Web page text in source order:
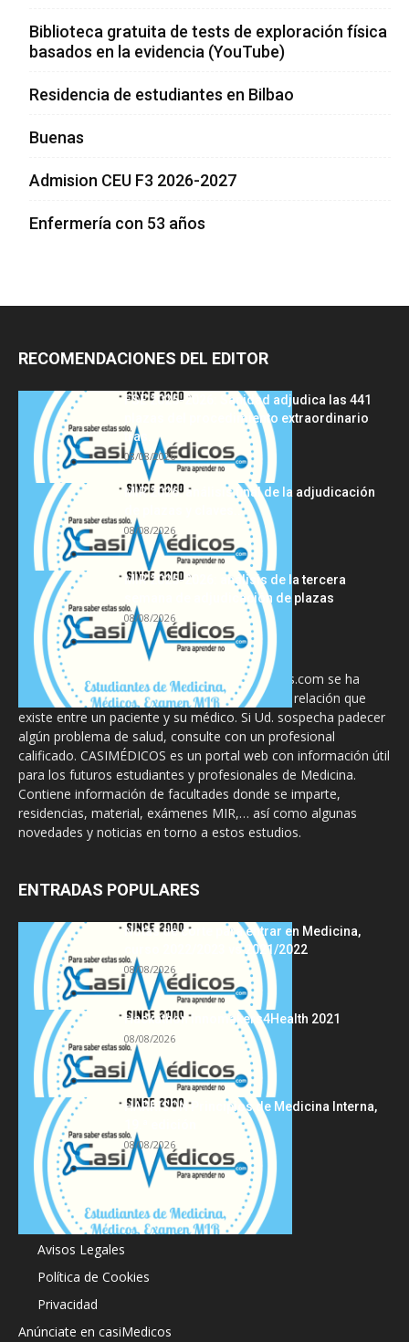
Biblioteca gratuita de tests de exploración física
basados en la evidencia (YouTube)
Residencia de estudiantes en Bilbao
Buenas
Admision CEU F3 2026-2027
Enfermería con 53 años
RECOMENDACIONES DEL EDITOR
FSE 2025-2026: Sanidad adjudica las 441
plazas del procedimiento extraordinario
tras...
08/08/2026
MIR 2026: análisis final de la adjudicación
de plazas y claves...
08/08/2026
MIR 2025-2026: análisis de la tercera
semana de adjudicación de plazas
08/08/2026
La información proporcionada en CasiMedicos.com se ha
diseñado para complementar, no substituir, la relación que
existe entre un paciente y su médico. Si Ud. sospecha padecer
algún problema de salud, consulte con un profesional
calificado. CASIMÉDICOS es un portal web con información útil
para los futuros estudiantes y profesionales de Medicina.
Contiene información de facultades donde se imparte,
residencias, material, exámenes MIR,… así como algunas
novedades y noticias en torno a estos estudios.
ENTRADAS POPULARES
Notas de corte para entrar en Medicina,
curso 2022/2023 vs 2021/2022
08/08/2026
Hackathon Innomakers4Health 2021
08/08/2026
HARRISON Principios de Medicina Interna,
08/08/2026
Acerca de
Avisos Legales
Política de Cookies
Privacidad
Anúnciate en casiMedicos